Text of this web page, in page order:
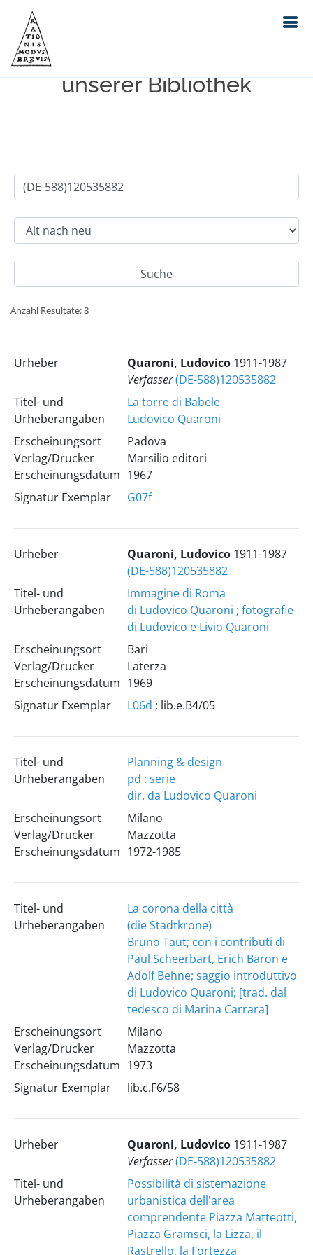
Einfache Suche im Bestand
unserer Bibliothek
Anzahl Resultate: 8
Urheber Quaroni, Ludovico 1911-1987
Verfasser(DE-588)120535882
Titel- und
Urheberangaben
La torre di Babele
Ludovico Quaroni
Erscheinungsort
Verlag/Drucker
Erscheinungsdatum
Padova
Marsilio editori
1967
Signatur Exemplar
G07f
Urheber Quaroni, Ludovico1911-1987
(DE-588)120535882
Titel- und
Urheberangaben
Immagine di Roma
di Ludovico Quaroni ; fotografie
di Ludovico e Livio Quaroni
Erscheinungsort
Verlag/Drucker
Erscheinungsdatum
Bari
Laterza
1969
Signatur Exemplar
L06d ; lib.e.B4/05
Titel- und
Urheberangaben
Planning & design
pd : serie
dir. da Ludovico Quaroni
Erscheinungsort
Verlag/Drucker
Erscheinungsdatum
Milano
Mazzotta
1972-1985
Titel- und
Urheberangaben
La corona della città
(die Stadtkrone)
Bruno Taut; con i contributi di
Paul Scheerbart, Erich Baron e
Adolf Behne; saggio introduttivo
di Ludovico Quaroni; [trad. dal
tedesco di Marina Carrara]
Erscheinungsort
Verlag/Drucker
Erscheinungsdatum
Milano
Mazzotta
1973
Signatur Exemplar
lib.c.F6/58
Urheber Quaroni, Ludovico 1911-1987
Verfasser(DE-588)120535882
Titel- und
Urheberangaben
Possibilità di sistemazione
urbanistica dell'area
comprendente Piazza Matteotti,
Piazza Gramsci, la Lizza, il
Rastrello, la Fortezza